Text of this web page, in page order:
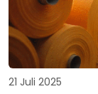
21 Juli 2025